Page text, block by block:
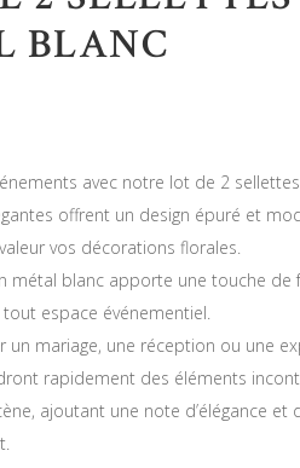
BLANC
avec notre lot de 2
offrent un design épuré et
vos décorations florales.
métal blanc apporte une touche de
espace événementiel.
un mariage, une réception ou une
rapidement des éléments
ajoutant une note d’élégance et